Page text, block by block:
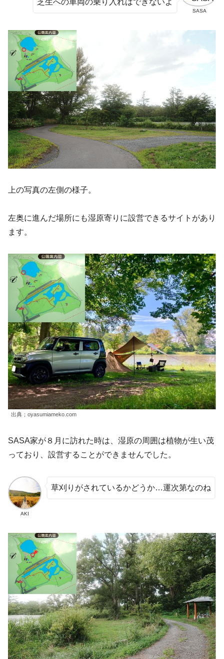
SASA
芝生への車両の乗り入れはできないよ
上の写真の左側の様子。
左奥に進んだ場所にも湿原寄りに設営できるサイトがあり
ます。
出典；oyasumiameko.com
SASA家が８月に訪れた時は、湿原の周囲は植物が生い茂
っており、設営することができませんでした。
AKI
草刈りがされているかどうか…運次第なのね